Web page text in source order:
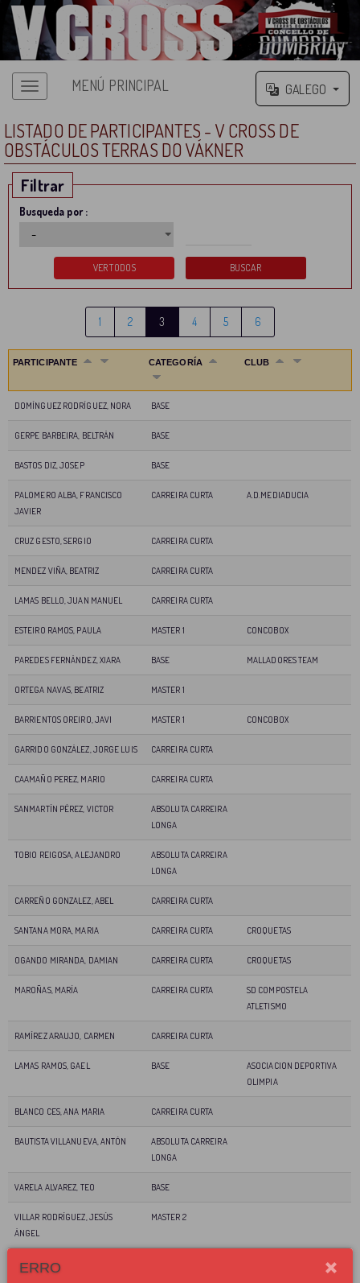
MENÚ PRINCIPAL GALEGO
LISTADO DE PARTICIPANTES - V CROSS DE
OBSTÁCULOS TERRAS DO VÁKNER
Filtrar
Busqueda por :
1 2 3 4 5 6
PARTICIPANTE CATEGORÍA CLUB
DOMÍNGUEZ RODRÍGUEZ, NORA BASE
GERPE BARBEIRA, BELTRÁN BASE
BASTOS DIZ, JOSEP BASE
PALOMERO ALBA, FRANCISCO
JAVIER
CARREIRA CURTA A.D.MEDIADUCIA
CRUZ GESTO, SERGIO CARREIRA CURTA
MENDEZ VIÑA, BEATRIZ CARREIRA CURTA
LAMAS BELLO, JUAN MANUEL CARREIRA CURTA
ESTEIRO RAMOS, PAULA MASTER 1 CONCOBOX
PAREDES FERNÁNDEZ, XIARA BASE MALLADORES TEAM
ORTEGA NAVAS, BEATRIZ MASTER 1
BARRIENTOS OREIRO, JAVI MASTER 1 CONCOBOX
GARRIDO GONZÁLEZ, JORGE LUIS CARREIRA CURTA
CAAMAÑO PEREZ, MARIO CARREIRA CURTA
SANMARTÍN PÉREZ, VICTOR
ABSOLUTA CARREIRA
LONGA
TOBIO REIGOSA, ALEJANDRO
ABSOLUTA CARREIRA
LONGA
CARREÑO GONZALEZ, ABEL CARREIRA CURTA
SANTANA MORA, MARIA CARREIRA CURTA CROQUETAS
OGANDO MIRANDA, DAMIAN CARREIRA CURTA CROQUETAS
MAROÑAS, MARÍA CARREIRA CURTA
SD COMPOSTELA
ATLETISMO
RAMÍREZ ARAUJO, CARMEN CARREIRA CURTA
LAMAS RAMOS, GAEL BASE
ASOCIACION DEPORTIVA
OLIMPIA
BLANCO CES, ANA MARIA CARREIRA CURTA
BAUTISTA VILLANUEVA, ANTÓN
ABSOLUTA CARREIRA
LONGA
VARELA ALVAREZ, TEO BASE
VILLAR RODRÍGUEZ, JESÚS
ÁNGEL
MASTER 2
VARELA GAGO, JOSÉ
ERRO